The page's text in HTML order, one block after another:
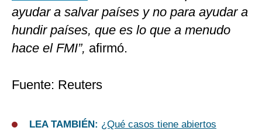
ayudar a salvar países y no para ayudar a
hundir países, que es lo que a menudo
hace el FMI”, afirmó.
Fuente: Reuters
LEA TAMBIÉN: ¿Qué casos tiene abiertos